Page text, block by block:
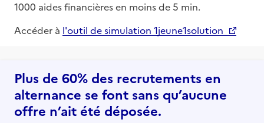
1000 aides financières en moins de 5 min.
Accéder à l'outil de simulation 1jeune1solution
Plus de 60% des recrutements en
alternance se font sans qu’aucune
offre n’ait été déposée.